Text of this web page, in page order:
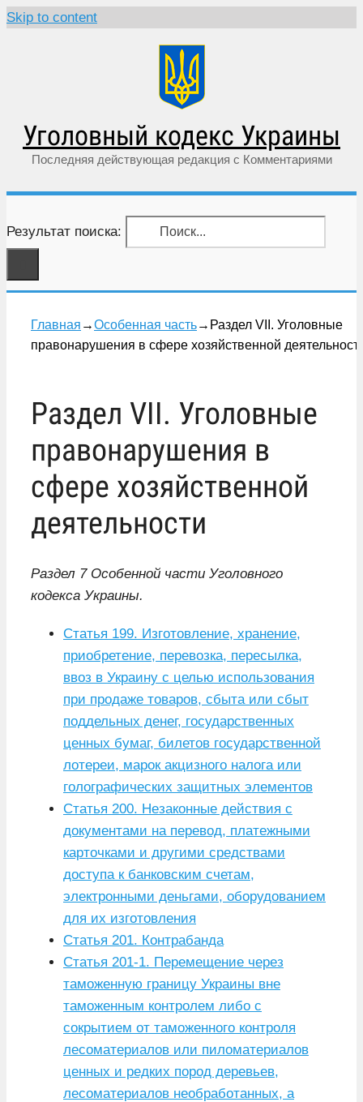
Skip to content
Уголовный кодекс Украины
Последняя действующая редакция с Комментариями
Результат поиска:
Главная →Особенная часть→ Раздел VII. Уголовные
правонарушения в сфере хозяйственной
Раздел VII. Уголовные
правонарушения в
сфере хозяйственной
деятельности
Раздел 7 Особенной части Уголовного
кодекса Украины.
Статья 199. Изготовление, хранение,
приобретение, перевозка, пересылка,
ввоз в Украину с целью использования
при продаже товаров, сбыта или сбыт
поддельных денег, государственных
ценных бумаг, билетов государственной
лотереи, марок акцизного налога или
голографических защитных элементов
Статья 200. Незаконные действия с
документами на перевод, платежными
карточками и другими средствами
доступа к банковским счетам,
электронными деньгами, оборудованием
для их изготовления
Статья 201. Контрабанда
Статья 201-1. Перемещение через
таможенную границу Украины вне
таможенным контролем либо с
сокрытием от таможенного контроля
лесоматериалов или пиломатериалов
ценных и редких пород деревьев,
лесоматериалов необработанных, а